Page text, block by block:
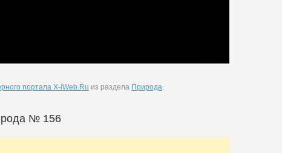
портала X-iWeb.Ru из раздела Природа
№ 156